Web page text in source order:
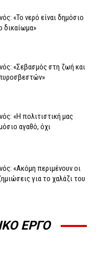
«Το νερό είναι δημόσιο
δικαίωμα»
«Σεβασμός στη ζωή και
«Η πολιτιστική μας
αγαθό, όχι
«Ακόμη περιμένουν οι
για το χαλάζι του
ΕΡΓΟ